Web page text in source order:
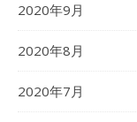
2020年9月
2020年8月
2020年7月